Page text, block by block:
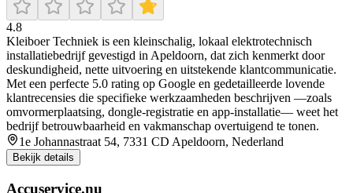
4.8
Kleiboer Techniek is een kleinschalig, lokaal elektrotechnisch
installatiebedrijf gevestigd in Apeldoorn, dat zich kenmerkt door
deskundigheid, nette uitvoering en uitstekende klantcommunicatie.
Met een perfecte 5.0 rating op Google en gedetailleerde lovende
klantrecensies die specifieke werkzaamheden beschrijven —zoals
omvormerplaatsing, dongle-registratie en app‑installatie— weet het
bedrijf betrouwbaarheid en vakmanschap overtuigend te tonen.
1e Johannastraat 54, 7331 CD Apeldoorn, Nederland
Bekijk details
Accuservice.nu